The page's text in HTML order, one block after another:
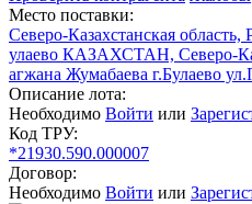
Место поставки:
Северо-Казахстанская
улаево КАЗАХСТАН, Северо-
агжана Жумабаева г.Булаево
Описание лота:
Необходимо Войти или
Код ТРУ:
*21930.590.000007
Договор:
Необходимо Войти или